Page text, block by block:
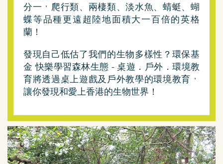
分一，爬行類、兩棲類、淡水魚、蜻蜓、蝴
蝶等品種更遠超陸地面積大一百倍的英格
蘭！
發現自己低估了我們的生物多樣性？環保基
金 快樂學習森林生態 - 桌遊．戶外．環境教
育將透過桌上遊戲及戶外教學的環境教育，
讓你發現和愛上香港的生物世界！